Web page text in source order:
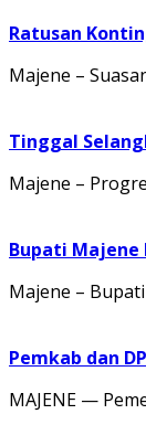
Ratusan
Majene –
Tinggal
Majene –
Bupati Majene
Majene –
Pemkab dan
MAJENE —